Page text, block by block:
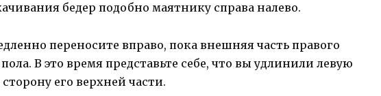
бе­дер подобно маятнику справа налево.
переносите вправо, пока внешняя часть правого
В это время представьте себе, что вы удлинили левую
его верхней части.